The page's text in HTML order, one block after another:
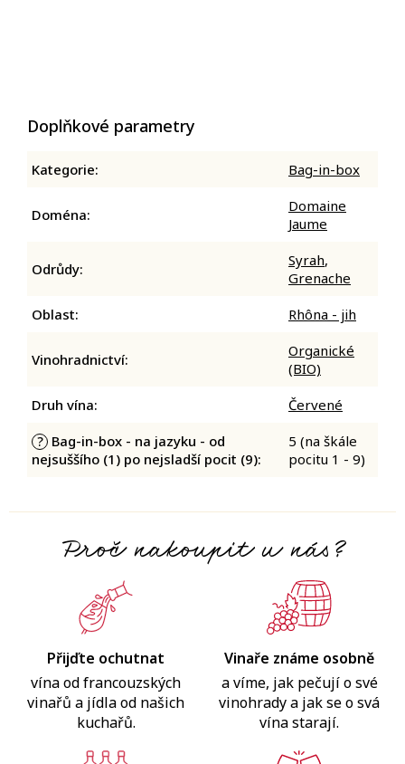
Proč nakoupit u nás?
Přijďte ochutnat
vína od francouzských
vinařů a jídla od našich
kuchařů.
Vinaře známe osobně
a víme, jak pečují o své
vinohrady a jak se o svá
vína starají.
Doplňkové parametry
Kategorie: Bag-in-box
Doména:
Domaine
Jaume
Odrůdy: Syrah,
Grenache
Oblast: Rhôna - jih
Vinohradnictví:
Organické
(BIO)
Druh vína: Červené
? Bag-in-box - na jazyku - od
nejsuššího (1) po nejsladší pocit (9):
5 (na škále
pocitu 1 - 9)